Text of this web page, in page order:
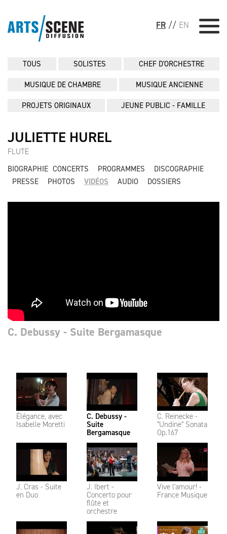
FR // EN
TOUS SOLISTES CHEF D'ORCHESTRE
MUSIQUE DE CHAMBRE MUSIQUE ANCIENNE
PROJETS ORIGINAUX JEUNE PUBLIC - FAMILLE
JULIETTE HUREL
FLUTE
BIOGRAPHIE CONCERTS PROGRAMMES
DISCOGRAPHIE
PRESSE
PHOTOS VIDÉOS AUDIO DOSSIERS
Élégance, avec
Isabelle Moretti
C. Debussy -
Suite
Bergamasque
C. Reinecke -
"Undine" Sonata
Op.167
J. Cras - Suite
en Duo
J. Ibert -
Concerto pour
flûte et
orchestre
Vive l'amour! -
France Musique
C. Debussy - Suite Bergamasque